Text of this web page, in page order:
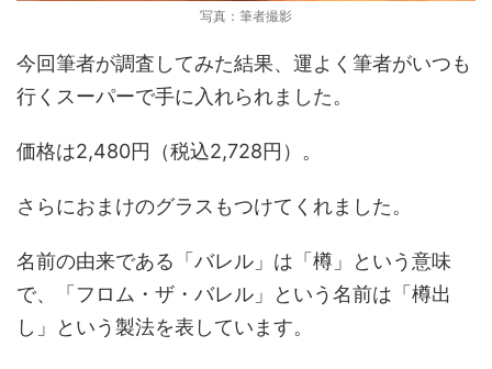
写真：筆者撮影
今回筆者が調査してみた結果、運よく筆者がいつも
行くスーパーで手に入れられました。
価格は2,480円（税込2,728円）。
さらにおまけのグラスもつけてくれました。
名前の由来である「バレル」は「樽」という意味
で、「フロム・ザ・バレル」という名前は「樽出
し」という製法を表しています。